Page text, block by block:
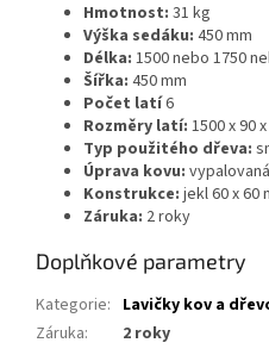
Hmotnost: 31 kg
Výška sedáku: 450 mm
Délka: 1500 nebo 1750
Šířka: 450 mm
Počet latí6
Rozměry latí: 1500 x 90
Typ použitého dřeva:
Úprava kovu:
Konstrukce: jekl 60 x 60
Záruka: 2 roky
Doplňkové parametry
Kategorie: Lavičky kov a
Záruka: 2 roky